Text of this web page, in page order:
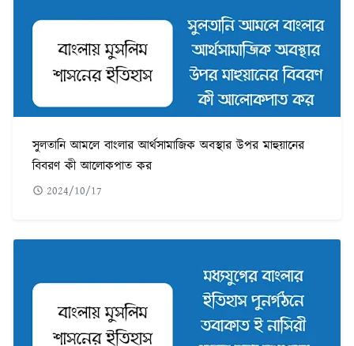
সুলতানি আমলে বাংলার আর্থসামাজিক অবস্থার উপর মাহুয়ানের
বিবরণ কী আলোকপাত কর
2024/10/17